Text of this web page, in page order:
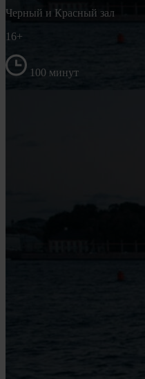
Черный и Красный зал
16+
100 минут